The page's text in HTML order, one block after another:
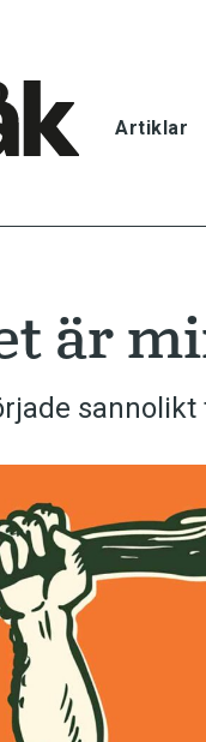
Artiklar
Kviss
är